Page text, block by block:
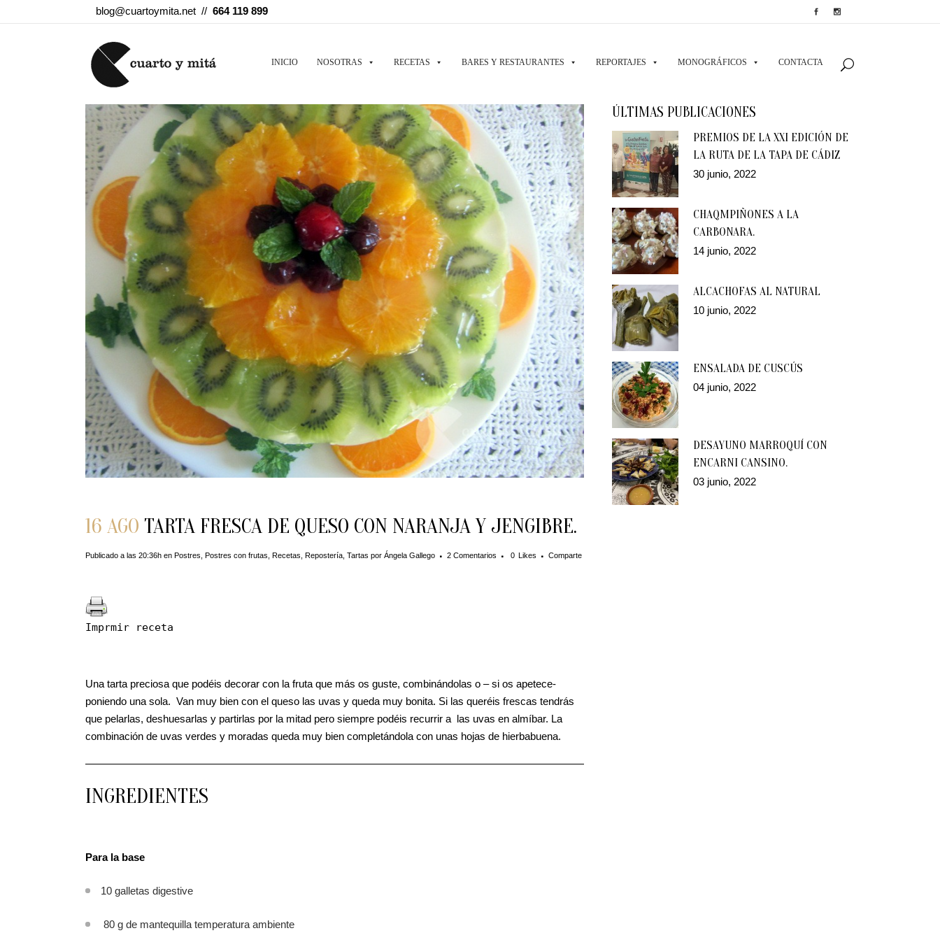
blog@cuartoymita.net // 664 119 899
INICIO NOSOTRAS RECETAS BARES Y RESTAURANTES REPORTAJES MONOGRÁFICOS CONTACTA
16 AGO TARTA FRESCA DE QUESO CON NARANJA Y JENGIBRE.
Publicado a las 20:36h en Postres Postres con frutas Recetas Repostería Tartas por Ángela Gallego 2 Comentarios 0 Likes Comparte
Imprmir receta
Una tarta preciosa que podéis decorar con la fruta que más os guste, combinándolas o – si os apetece-
poniendo una sola. Van muy bien con el queso las uvas y queda muy bonita. Si las queréis frescas tendrás
que pelarlas, deshuesarlas y partirlas por la mitad pero siempre podéis recurrir a las uvas en almíbar. La
combinación de uvas verdes y moradas queda muy bien completándola con unas hojas de hierbabuena.
INGREDIENTES
Para la base
10 galletas digestive
80 g de mantequilla temperatura ambiente
ÚLTIMAS PUBLICACIONES
PREMIOS DE LA XXI EDICIÓN DE
LA RUTA DE LA TAPA DE CÁDIZ
30 junio, 2022
CHAQMPIÑONES A LA
CARBONARA.
14 junio, 2022
ALCACHOFAS AL NATURAL
10 junio, 2022
ENSALADA DE CUSCÚS
04 junio, 2022
DESAYUNO MARROQUÍ CON
ENCARNI CANSINO.
03 junio, 2022